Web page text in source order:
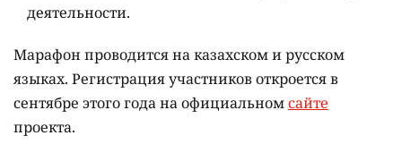
деятельности.
Марафон проводится на казахском и русском
языках. Регистрация участников откроется в
сентябре этого года на официальномсайте
проекта.